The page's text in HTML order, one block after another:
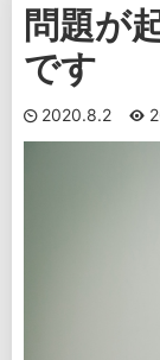
問題が
です
2020.8.2